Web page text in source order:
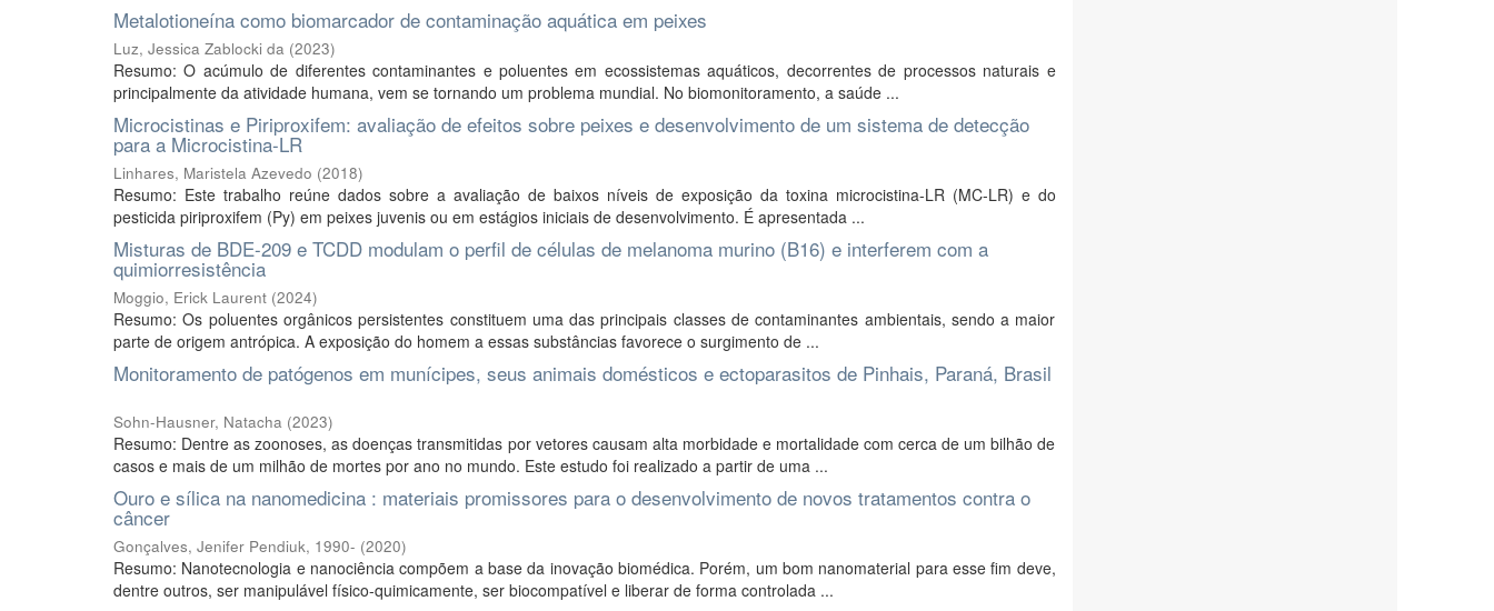
Metalotioneína como biomarcador de contaminação aquática em peixes
Luz, Jessica Zablocki da (2023)
Resumo: O acúmulo de diferentes contaminantes e poluentes em ecossistemas aquáticos, decorrentes de processos naturais e
principalmente da atividade humana, vem se tornando um problema mundial. No biomonitoramento, a saúde ...
Microcistinas e Piriproxifem: avaliação de efeitos sobre peixes e desenvolvimento de um sistema de detecção
para a Microcistina-LR
Linhares, Maristela Azevedo (2018)
Resumo: Este trabalho reúne dados sobre a avaliação de baixos níveis de exposição da toxina microcistina-LR (MC-LR) e do
pesticida piriproxifem (Py) em peixes juvenis ou em estágios iniciais de desenvolvimento. É apresentada ...
Misturas de BDE-209 e TCDD modulam o perfil de células de melanoma murino (B16) e interferem com a
quimiorresistência
Moggio, Erick Laurent (2024)
Resumo: Os poluentes orgânicos persistentes constituem uma das principais classes de contaminantes ambientais, sendo a maior
parte de origem antrópica. A exposição do homem a essas substâncias favorece o surgimento de ...
Monitoramento de patógenos em munícipes, seus animais domésticos e ectoparasitos de Pinhais, Paraná, Brasil
Sohn-Hausner, Natacha (2023)
Resumo: Dentre as zoonoses, as doenças transmitidas por vetores causam alta morbidade e mortalidade com cerca de um bilhão de
casos e mais de um milhão de mortes por ano no mundo. Este estudo foi realizado a partir de uma ...
Ouro e sílica na nanomedicina : materiais promissores para o desenvolvimento de novos tratamentos contra o
câncer
Gonçalves, Jenifer Pendiuk, 1990- (2020)
Resumo: Nanotecnologia e nanociência compõem a base da inovação biomédica. Porém, um bom nanomaterial para esse fim deve,
dentre outros, ser manipulável físico-quimicamente, ser biocompatível e liberar de forma controlada ...